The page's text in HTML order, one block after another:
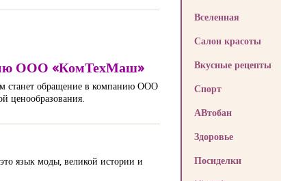
ООО «КомТехМаш»
станет обращение в компанию ООО
ценообразования.
язык моды, великой истории и
Вселенная
Салон красоты
Вкусные рецепты
Спорт
АВтобан
Здоровье
Посиделки